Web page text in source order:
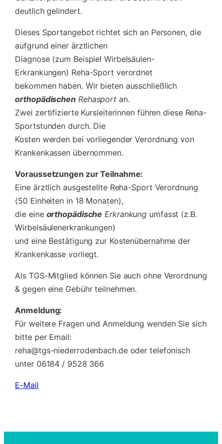
deutlich gelindert.
Dieses Sportangebot richtet sich an Personen, die
aufgrund einer ärztlichen
Diagnose (zum Beispiel Wirbelsäulen-
Erkrankungen) Reha-Sport verordnet
bekommen haben. Wir bieten ausschließlich
orthopädischen Rehasport an.
Zwei zertifizierte Kursleiterinnen führen diese Reha-
Sportstunden durch. Die
Kosten werden bei vorliegender Verordnung von
Krankenkassen übernommen.
Voraussetzungen zur Teilnahme:
Eine ärztlich ausgestellte Reha-Sport Verordnung
(50 Einheiten in 18 Monaten),
die eine orthopädische Erkrankung umfasst (z.B.
Wirbelsäulenerkrankungen)
und eine Bestätigung zur Kostenübernahme der
Krankenkasse vorliegt.
Als TGS-Mitglied können Sie auch ohne Verordnung
& gegen eine Gebühr teilnehmen.
Anmeldung:
Für weitere Fragen und Anmeldung wenden Sie sich
bitte per Email:
reha@tgs-niederrodenbach.de oder telefonisch
unter 06184 / 9528 366
E-Mail